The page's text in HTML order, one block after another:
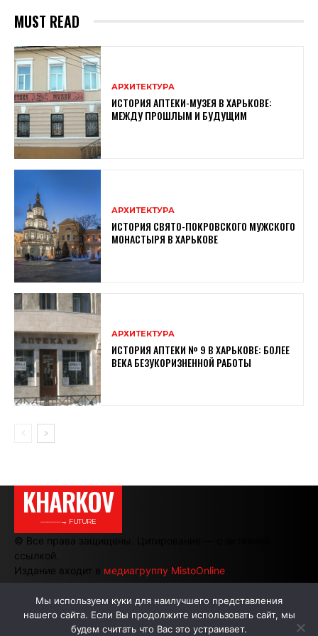
MUST READ
АРХИТЕКТУРА
ИСТОРИЯ АПТЕКИ-МУЗЕЯ В ХАРЬКОВЕ:
МЕЖДУ ПРОШЛЫМ И БУДУЩИМ
АРХИТЕКТУРА
ИСТОРИЯ СВЯТО-ПОКРОВСКОГО МУЖСКОГО
МОНАСТЫРЯ В ХАРЬКОВЕ
АРХИТЕКТУРА
ИСТОРИЯ АПТЕКИ № 9 В ХАРЬКОВЕ: БОЛЕЕ
ВЕКА БЕЗУКОРИЗНЕННОЙ РАБОТЫ
KHARKOV
———→ FUTURE
© Все права защищены. Цитирование — с активной
ссылкой.
Издание входит в медиагруппу MistoOnline
АВТОРЫ РЕКЛАМА НА САЙТЕ
Мы используем куки для наилучшего представления
нашего сайта. Если Вы продолжите использовать сайт, мы
будем считать что Вас это устраивает.